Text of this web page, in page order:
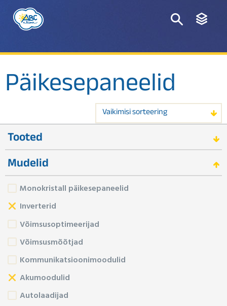
Päikesepaneelid
Vaikimisi sorteering
Tooted
Mudelid
Monokristall päikesepaneelid
Inverterid
Võimsusoptimeerijad
Võimsusmõõtjad
Kommunikatsioonimoodulid
Akumoodulid
Autolaadijad